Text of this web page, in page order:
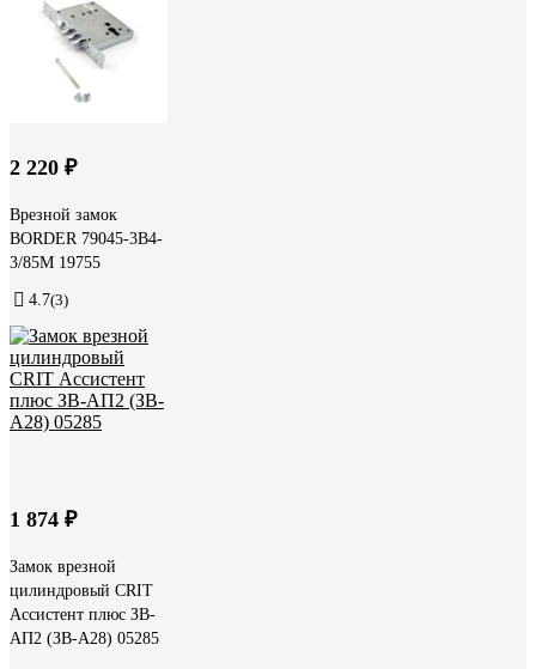
2 220 ₽
Врезной замок
BORDER 79045-3В4-
3/85М 19755
4.7(3)
1 874 ₽
Замок врезной
цилиндровый CRIT
Ассистент плюс ЗВ-
АП2 (ЗВ-А28) 05285